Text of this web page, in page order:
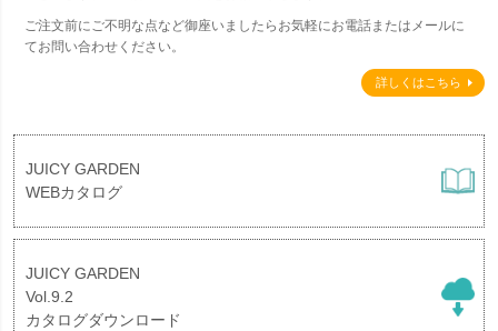
ご注文前にご不明な点など御座いましたらお気軽にお電話またはメールに
てお問い合わせください。
詳しくはこちら
JUICY GARDEN
WEBカタログ
JUICY GARDEN
Vol.9.2
カタログダウンロード